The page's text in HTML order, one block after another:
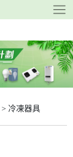
> 冷凍器具